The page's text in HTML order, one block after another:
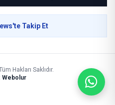
Takip Et
Hakları Saklıdır.
Webolur